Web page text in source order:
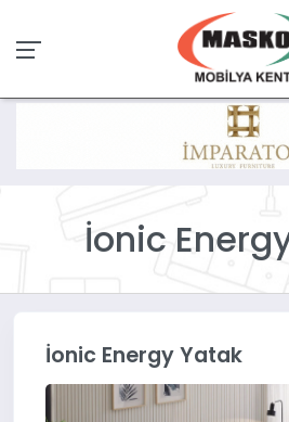
İonic
İonic Energy Yatak